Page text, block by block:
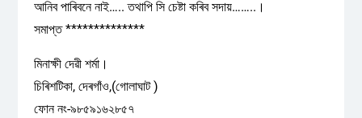
আনিব পাৰিবনে নাই….. তথাপি সি চেষ্টা কৰিব সদায়……..।
সমাপ্ত **************
মিনাক্ষী দেৱী শৰ্মা।
চিৰিশটিকা, দেৰগাঁও,(গোলাঘাট )
ফোন নং-৯৮৫৯১৬২৮৫৭